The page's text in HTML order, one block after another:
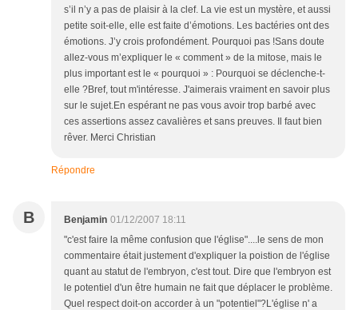
s’il n’y a pas de plaisir à la clef. La vie est un mystère, et aussi
petite soit-elle, elle est faite d’émotions. Les bactéries ont des
émotions. J’y crois profondément. Pourquoi pas !Sans doute
allez-vous m’expliquer le « comment » de la mitose, mais le
plus important est le « pourquoi » : Pourquoi se déclenche-t-
elle ?Bref, tout m'intéresse. J'aimerais vraiment en savoir plus
sur le sujet.En espérant ne pas vous avoir trop barbé avec
ces assertions assez cavalières et sans preuves. Il faut bien
rêver. Merci Christian
Répondre
B Benjamin 01/12/2007 18:11
"c'est faire la même confusion que l'église"....le sens de mon
commentaire était justement d'expliquer la poistion de l'église
quant au statut de l'embryon, c'est tout. Dire que l'embryon est
le potentiel d'un être humain ne fait que déplacer le problème.
Quel respect doit-on accorder à un "potentiel"?L'église n' a